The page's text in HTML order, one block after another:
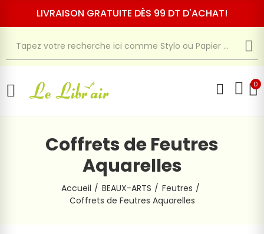
LIVRAISON GRATUITE DÈS 99 DT D'ACHAT!
0
Coffrets de Feutres
Aquarelles
Accueil BEAUX-ARTS
Feutres
Coffrets de Feutres Aquarelles